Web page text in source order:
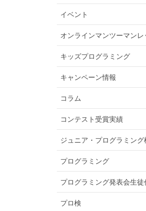
イベント
オンラインマンツーマンレ
キッズプログラミング
キャンペーン情報
コラム
コンテスト受賞実績
ジュニア・プログラミング
プログラミング
プログラミング発表会生徒
プロ検